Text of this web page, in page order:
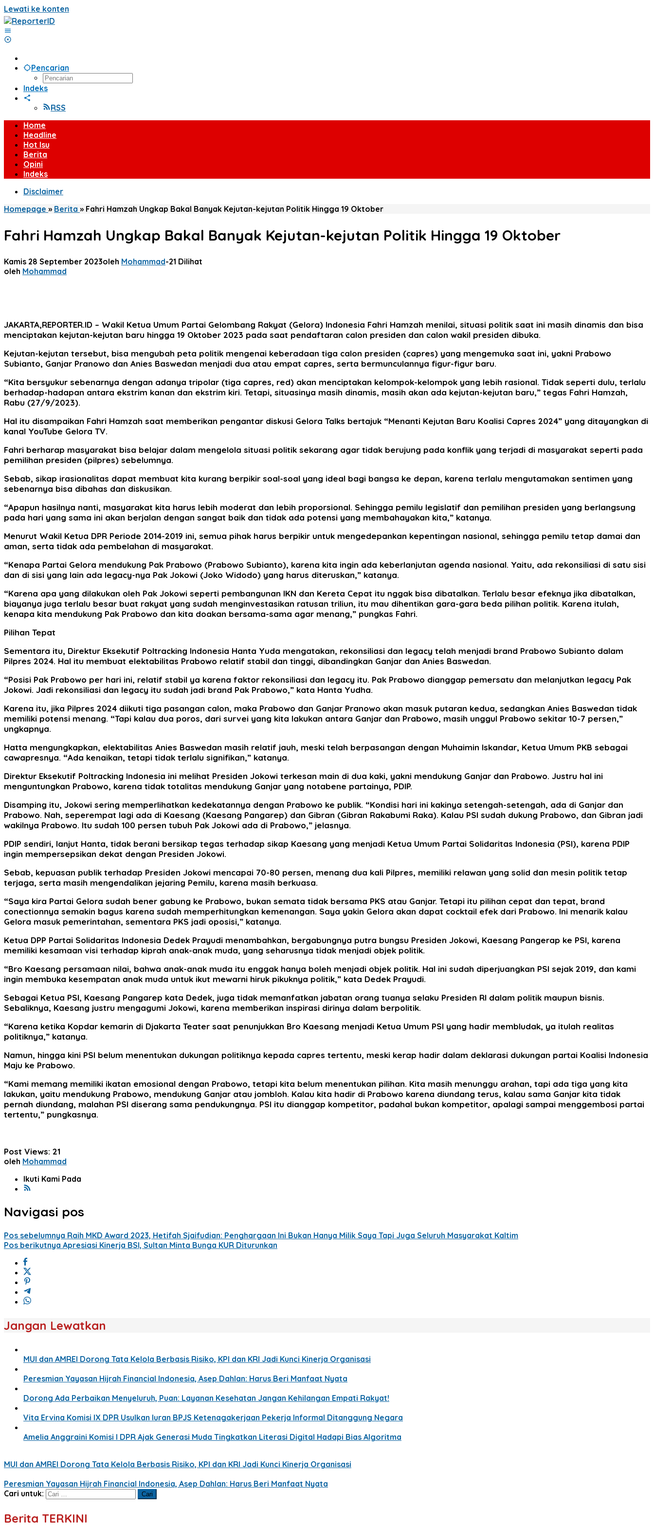
Lewati ke konten
Pencarian
Indeks
RSS
Home
Headline
Hot Isu
Berita
Opini
Indeks
Disclaimer
Homepage » Berita » Fahri Hamzah Ungkap Bakal Banyak Kejutan-kejutan Politik Hingga 19 Oktober
Fahri Hamzah Ungkap Bakal Banyak Kejutan-kejutan Politik Hingga 19 Oktober
Kamis 28 September 2023oleh Mohammad-21 Dilihat
oleh Mohammad
JAKARTA,REPORTER.ID – Wakil Ketua Umum Partai Gelombang Rakyat (Gelora) Indonesia Fahri Hamzah menilai, situasi politik saat ini masih dinamis dan bisa
menciptakan kejutan-kejutan baru hingga 19 Oktober 2023 pada saat pendaftaran calon presiden dan calon wakil presiden dibuka.
Kejutan-kejutan tersebut, bisa mengubah peta politik mengenai keberadaan tiga calon presiden (capres) yang mengemuka saat ini, yakni Prabowo
Subianto, Ganjar Pranowo dan Anies Baswedan menjadi dua atau empat capres, serta bermunculannya figur-figur baru.
“Kita bersyukur sebenarnya dengan adanya tripolar (tiga capres, red) akan menciptakan kelompok-kelompok yang lebih rasional. Tidak seperti dulu, terlalu
berhadap-hadapan antara ekstrim kanan dan ekstrim kiri. Tetapi, situasinya masih dinamis, masih akan ada kejutan-kejutan baru,” tegas Fahri Hamzah,
Rabu (27/9/2023).
Hal itu disampaikan Fahri Hamzah saat memberikan pengantar diskusi Gelora Talks bertajuk “Menanti Kejutan Baru Koalisi Capres 2024” yang ditayangkan di
kanal YouTube Gelora TV.
Fahri berharap masyarakat bisa belajar dalam mengelola situasi politik sekarang agar tidak berujung pada konflik yang terjadi di masyarakat seperti pada
pemilihan presiden (pilpres) sebelumnya.
Sebab, sikap irasionalitas dapat membuat kita kurang berpikir soal-soal yang ideal bagi bangsa ke depan, karena terlalu mengutamakan sentimen yang
sebenarnya bisa dibahas dan diskusikan.
“Apapun hasilnya nanti, masyarakat kita harus lebih moderat dan lebih proporsional. Sehingga pemilu legislatif dan pemilihan presiden yang berlangsung
pada hari yang sama ini akan berjalan dengan sangat baik dan tidak ada potensi yang membahayakan kita,” katanya.
Menurut Wakil Ketua DPR Periode 2014-2019 ini, semua pihak harus berpikir untuk mengedepankan kepentingan nasional, sehingga pemilu tetap damai dan
aman, serta tidak ada pembelahan di masyarakat.
“Kenapa Partai Gelora mendukung Pak Prabowo (Prabowo Subianto), karena kita ingin ada keberlanjutan agenda nasional. Yaitu, ada rekonsiliasi di satu sisi
dan di sisi yang lain ada legacy-nya Pak Jokowi (Joko Widodo) yang harus diteruskan,” katanya.
“Karena apa yang dilakukan oleh Pak Jokowi seperti pembangunan IKN dan Kereta Cepat itu nggak bisa dibatalkan. Terlalu besar efeknya jika dibatalkan,
biayanya juga terlalu besar buat rakyat yang sudah menginvestasikan ratusan triliun, itu mau dihentikan gara-gara beda pilihan politik. Karena itulah,
kenapa kita mendukung Pak Prabowo dan kita doakan bersama-sama agar menang,” pungkas Fahri.
Pilihan Tepat
Sementara itu, Direktur Eksekutif Poltracking Indonesia Hanta Yuda mengatakan, rekonsiliasi dan legacy telah menjadi brand Prabowo Subianto dalam
Pilpres 2024. Hal itu membuat elektabilitas Prabowo relatif stabil dan tinggi, dibandingkan Ganjar dan Anies Baswedan.
“Posisi Pak Prabowo per hari ini, relatif stabil ya karena faktor rekonsiliasi dan legacy itu. Pak Prabowo dianggap pemersatu dan melanjutkan legacy Pak
Jokowi. Jadi rekonsiliasi dan legacy itu sudah jadi brand Pak Prabowo,” kata Hanta Yudha.
Karena itu, jika Pilpres 2024 diikuti tiga pasangan calon, maka Prabowo dan Ganjar Pranowo akan masuk putaran kedua, sedangkan Anies Baswedan tidak
memiliki potensi menang. “Tapi kalau dua poros, dari survei yang kita lakukan antara Ganjar dan Prabowo, masih unggul Prabowo sekitar 10-7 persen,”
ungkapnya.
Hatta mengungkapkan, elektabilitas Anies Baswedan masih relatif jauh, meski telah berpasangan dengan Muhaimin Iskandar, Ketua Umum PKB sebagai
cawapresnya. “Ada kenaikan, tetapi tidak terlalu signifikan,” katanya.
Direktur Eksekutif Poltracking Indonesia ini melihat Presiden Jokowi terkesan main di dua kaki, yakni mendukung Ganjar dan Prabowo. Justru hal ini
menguntungkan Prabowo, karena tidak totalitas mendukung Ganjar yang notabene partainya, PDIP.
Disamping itu, Jokowi sering memperlihatkan kedekatannya dengan Prabowo ke publik. “Kondisi hari ini kakinya setengah-setengah, ada di Ganjar dan
Prabowo. Nah, seperempat lagi ada di Kaesang (Kaesang Pangarep) dan Gibran (Gibran Rakabumi Raka). Kalau PSI sudah dukung Prabowo, dan Gibran jadi
wakilnya Prabowo. Itu sudah 100 persen tubuh Pak Jokowi ada di Prabowo,” jelasnya.
PDIP sendiri, lanjut Hanta, tidak berani bersikap tegas terhadap sikap Kaesang yang menjadi Ketua Umum Partai Solidaritas Indonesia (PSI), karena PDIP
ingin mempersepsikan dekat dengan Presiden Jokowi.
Sebab, kepuasan publik terhadap Presiden Jokowi mencapai 70-80 persen, menang dua kali Pilpres, memiliki relawan yang solid dan mesin politik tetap
terjaga, serta masih mengendalikan jejaring Pemilu, karena masih berkuasa.
“Saya kira Partai Gelora sudah bener gabung ke Prabowo, bukan semata tidak bersama PKS atau Ganjar. Tetapi itu pilihan cepat dan tepat, brand
conectionnya semakin bagus karena sudah memperhitungkan kemenangan. Saya yakin Gelora akan dapat cocktail efek dari Prabowo. Ini menarik kalau
Gelora masuk pemerintahan, sementara PKS jadi oposisi,” katanya.
Ketua DPP Partai Solidaritas Indonesia Dedek Prayudi menambahkan, bergabungnya putra bungsu Presiden Jokowi, Kaesang Pangerap ke PSI, karena
memiliki kesamaan visi terhadap kiprah anak-anak muda, yang seharusnya tidak menjadi objek politik.
“Bro Kaesang persamaan nilai, bahwa anak-anak muda itu enggak hanya boleh menjadi objek politik. Hal ini sudah diperjuangkan PSI sejak 2019, dan kami
ingin membuka kesempatan anak muda untuk ikut mewarni hiruk pikuknya politik,” kata Dedek Prayudi.
Sebagai Ketua PSI, Kaesang Pangarep kata Dedek, juga tidak memanfatkan jabatan orang tuanya selaku Presiden RI dalam politik maupun bisnis.
Sebaliknya, Kaesang justru mengagumi Jokowi, karena memberikan inspirasi dirinya dalam berpolitik.
“Karena ketika Kopdar kemarin di Djakarta Teater saat penunjukkan Bro Kaesang menjadi Ketua Umum PSI yang hadir membludak, ya itulah realitas
politiknya,” katanya.
Namun, hingga kini PSI belum menentukan dukungan politiknya kepada capres tertentu, meski kerap hadir dalam deklarasi dukungan partai Koalisi Indonesia
Maju ke Prabowo.
“Kami memang memiliki ikatan emosional dengan Prabowo, tetapi kita belum menentukan pilihan. Kita masih menunggu arahan, tapi ada tiga yang kita
lakukan, yaitu mendukung Prabowo, mendukung Ganjar atau jombloh. Kalau kita hadir di Prabowo karena diundang terus, kalau sama Ganjar kita tidak
pernah diundang, malahan PSI diserang sama pendukungnya. PSI itu dianggap kompetitor, padahal bukan kompetitor, apalagi sampai menggembosi partai
tertentu,” pungkasnya.
Post Views: 21
oleh Mohammad
Ikuti Kami Pada
Navigasi pos
Pos sebelumnya Raih MKD Award 2023, Hetifah Sjaifudian: Penghargaan Ini Bukan Hanya Milik Saya Tapi Juga Seluruh Masyarakat Kaltim
Pos berikutnya Apresiasi Kinerja BSI, Sultan Minta Bunga KUR Diturunkan
Jangan Lewatkan
MUI dan AMREI Dorong Tata Kelola Berbasis Risiko, KPI dan KRI Jadi Kunci Kinerja Organisasi
Peresmian Yayasan Hijrah Financial Indonesia, Asep Dahlan: Harus Beri Manfaat Nyata
Dorong Ada Perbaikan Menyeluruh, Puan: Layanan Kesehatan Jangan Kehilangan Empati Rakyat!
Vita Ervina Komisi IX DPR Usulkan Iuran BPJS Ketenagakerjaan Pekerja Informal Ditanggung Negara
Amelia Anggraini Komisi I DPR Ajak Generasi Muda Tingkatkan Literasi Digital Hadapi Bias Algoritma
MUI dan AMREI Dorong Tata Kelola Berbasis Risiko, KPI dan KRI Jadi Kunci Kinerja Organisasi
Peresmian Yayasan Hijrah Financial Indonesia, Asep Dahlan: Harus Beri Manfaat Nyata
Cari untuk:
Berita TERKINI